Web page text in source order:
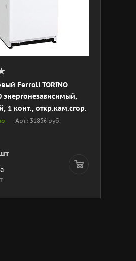
Ferroli TORINO
энергонезависимый,
1 конт., откр.кам.сгор.
Арт.: 31856 руб.